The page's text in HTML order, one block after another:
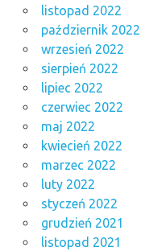
listopad 2022
październik 2022
wrzesień 2022
sierpień 2022
lipiec 2022
czerwiec 2022
maj 2022
kwiecień 2022
marzec 2022
luty 2022
styczeń 2022
grudzień 2021
listopad 2021